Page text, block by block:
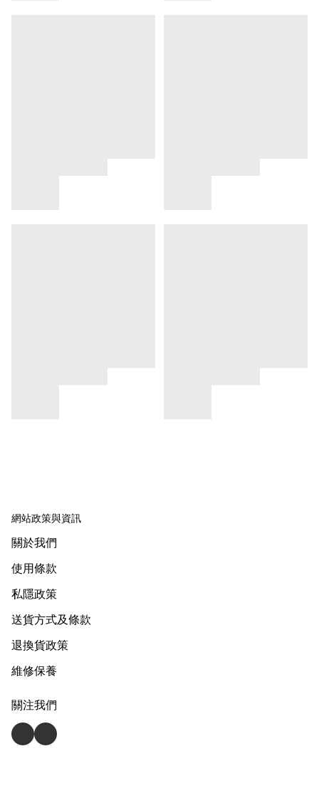
網站政策與資訊
關於我們
使用條款
私隱政策
送貨方式及條款
退換貨政策
維修保養
關注我們